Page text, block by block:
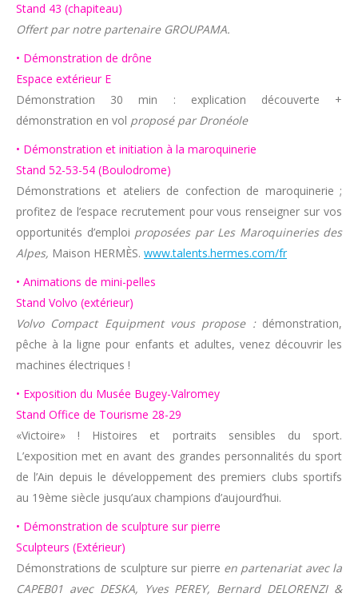
Stand 43 (chapiteau)
Offert par notre partenaire GROUPAMA.
• Démonstration de drône
Espace extérieur E
Démonstration 30 min : explication découverte +
démonstration en vol proposé par Dronéole
• Démonstration et initiation à la maroquinerie
Stand 52-53-54 (Boulodrome)
Démonstrations et ateliers de confection de maroquinerie ;
profitez de l’espace recrutement pour vous renseigner sur vos
opportunités d’emploi proposées par Les Maroquineries des
Alpes, Maison HERMÈS. www.talents.hermes.com/fr
• Animations de mini-pelles
Stand Volvo (extérieur)
Volvo Compact Equipment vous propose :démonstration,
pêche à la ligne pour enfants et adultes, venez découvrir les
machines électriques !
• Exposition du Musée Bugey-Valromey
Stand Office de Tourisme 28-29
«Victoire» ! Histoires et portraits sensibles du sport.
L’exposition met en avant des grandes personnalités du sport
de l’Ain depuis le développement des premiers clubs sportifs
au 19ème siècle jusqu’aux champions d’aujourd’hui.
• Démonstration de sculpture sur pierre
Sculpteurs (Extérieur)
Démonstrations de sculpture sur pierre en partenariat avec la
CAPEB01 avec DESKA, Yves PEREY, Bernard DELORENZI &